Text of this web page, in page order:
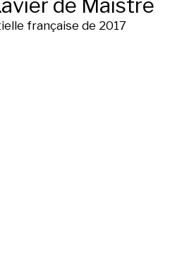
de Maistre
française de 2017